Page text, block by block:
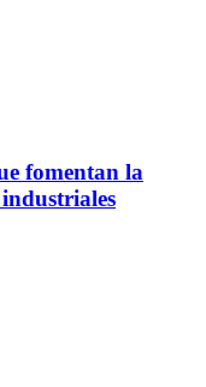
fomentan la